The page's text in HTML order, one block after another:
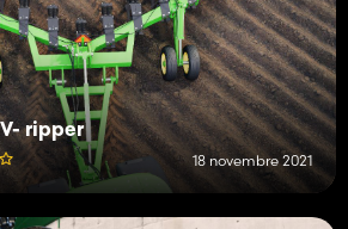
ripper
18 novembre 2021